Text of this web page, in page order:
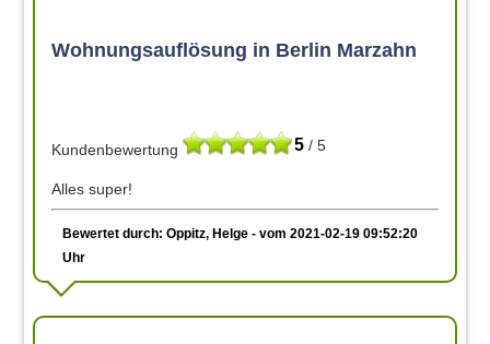
Wohnungsauflösung in Berlin Marzahn
5 / 5
Kundenbewertung
Alles super!
Bewertet durch: Oppitz, Helge - vom 2021-02-19 09:52:20
Uhr